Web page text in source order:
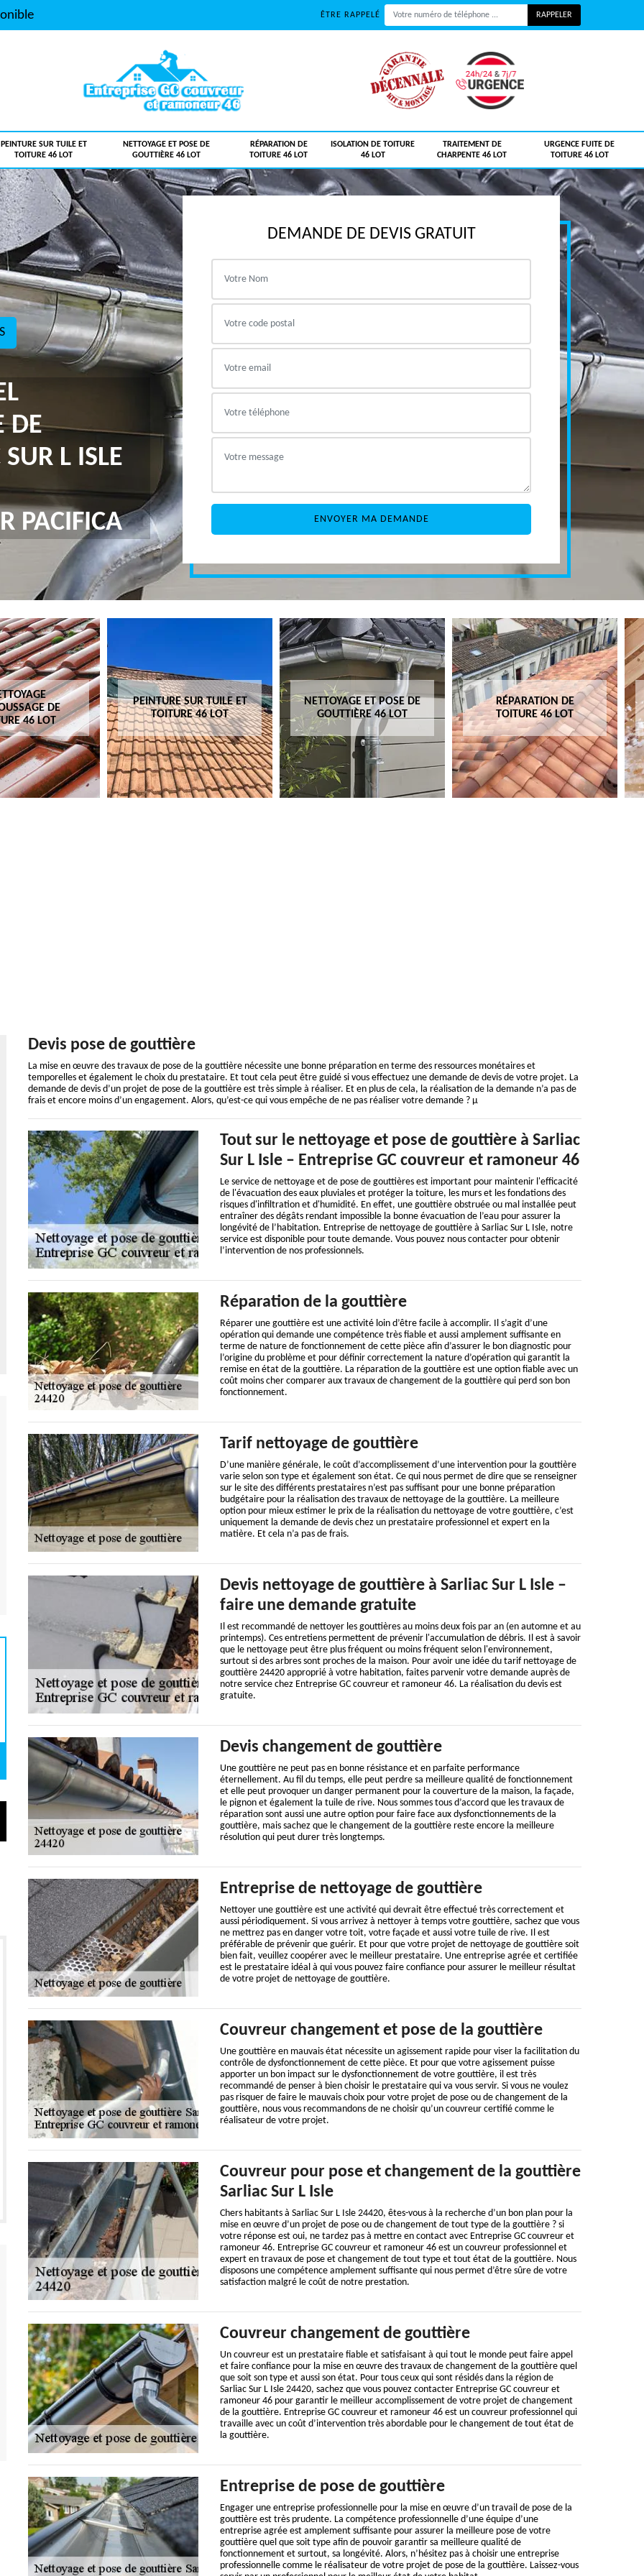
ÊTRE RAPPELÉ
PEINTURE SUR TUILE ET
TOITURE 46 LOT
NETTOYAGE ET POSE DE
GOUTTIÈRE 46 LOT
RÉPARATION DE
TOITURE 46 LOT
ISOLATION DE TOITURE
46 LOT
TRAITEMENT DE
CHARPENTE 46 LOT
URGENCE FUITE DE
TOITURE 46 LOT
DE
L ISLE
PACIFICA
DEMANDE DE DEVIS GRATUIT
DE
46 LOT
PEINTURE SUR TUILE ET
TOITURE 46 LOT
NETTOYAGE ET POSE DE
GOUTTIÈRE 46 LOT
RÉPARATION DE
TOITURE 46 LOT
Devis pose de gouttière
La mise en œuvre des travaux de pose de la gouttière nécessite une bonne préparation en terme des ressources monétaires et
temporelles et également le choix du prestataire. Et tout cela peut être guidé si vous effectuez une demande de devis de votre projet. La
demande de devis d’un projet de pose de la gouttière est très simple à réaliser. Et en plus de cela, la réalisation de la demande n’a pas de
frais et encore moins d’un engagement. Alors, qu’est-ce qui vous empêche de ne pas réaliser votre demande ? µ
Tout sur le nettoyage et pose de gouttière à Sarliac
Sur L Isle – Entreprise GC couvreur et ramoneur 46
Le service de nettoyage et de pose de gouttières est important pour maintenir l'efficacité
de l'évacuation des eaux pluviales et protéger la toiture, les murs et les fondations des
risques d'infiltration et d'humidité. En effet, une gouttière obstruée ou mal installée peut
entraîner des dégâts rendant impossible la bonne évacuation de l’eau pour assurer la
longévité de l’habitation. Entreprise de nettoyage de gouttière à Sarliac Sur L Isle, notre
service est disponible pour toute demande. Vous pouvez nous contacter pour obtenir
l’intervention de nos professionnels.
Réparation de la gouttière
Réparer une gouttière est une activité loin d’être facile à accomplir. Il s’agit d’une
opération qui demande une compétence très fiable et aussi amplement suffisante en
terme de nature de fonctionnement de cette pièce afin d’assurer le bon diagnostic pour
l’origine du problème et pour définir correctement la nature d’opération qui garantit la
remise en état de la gouttière. La réparation de la gouttière est une option fiable avec un
coût moins cher comparer aux travaux de changement de la gouttière qui perd son bon
fonctionnement.
Tarif nettoyage de gouttière
D’une manière générale, le coût d’accomplissement d’une intervention pour la gouttière
varie selon son type et également son état. Ce qui nous permet de dire que se renseigner
sur le site des différents prestataires n’est pas suffisant pour une bonne préparation
budgétaire pour la réalisation des travaux de nettoyage de la gouttière. La meilleure
option pour mieux estimer le prix de la réalisation du nettoyage de votre gouttière, c’est
uniquement la demande de devis chez un prestataire professionnel et expert en la
matière. Et cela n’a pas de frais.
Devis nettoyage de gouttière à Sarliac Sur L Isle –
faire une demande gratuite
Il est recommandé de nettoyer les gouttières au moins deux fois par an (en automne et au
printemps). Ces entretiens permettent de prévenir l'accumulation de débris. Il est à savoir
que le nettoyage peut être plus fréquent ou moins fréquent selon l'environnement,
surtout si des arbres sont proches de la maison. Pour avoir une idée du tarif nettoyage de
gouttière 24420 approprié à votre habitation, faites parvenir votre demande auprès de
notre service chez Entreprise GC couvreur et ramoneur 46. La réalisation du devis est
gratuite.
Devis changement de gouttière
Une gouttière ne peut pas en bonne résistance et en parfaite performance
éternellement. Au fil du temps, elle peut perdre sa meilleure qualité de fonctionnement
et elle peut provoquer un danger permanent pour la couverture de la maison, la façade,
le pignon et également la tuile de rive. Nous sommes tous d’accord que les travaux de
réparation sont aussi une autre option pour faire face aux dysfonctionnements de la
gouttière, mais sachez que le changement de la gouttière reste encore la meilleure
résolution qui peut durer très longtemps.
Entreprise de nettoyage de gouttière
Nettoyer une gouttière est une activité qui devrait être effectué très correctement et
aussi périodiquement. Si vous arrivez à nettoyer à temps votre gouttière, sachez que vous
ne mettrez pas en danger votre toit, votre façade et aussi votre tuile de rive. Il est
préférable de prévenir que guérir. Et pour que votre projet de nettoyage de gouttière soit
bien fait, veuillez coopérer avec le meilleur prestataire. Une entreprise agrée et certifiée
est le prestataire idéal à qui vous pouvez faire confiance pour assurer le meilleur résultat
de votre projet de nettoyage de gouttière.
Couvreur changement et pose de la gouttière
Une gouttière en mauvais état nécessite un agissement rapide pour viser la facilitation du
contrôle de dysfonctionnement de cette pièce. Et pour que votre agissement puisse
apporter un bon impact sur le dysfonctionnement de votre gouttière, il est très
recommandé de penser à bien choisir le prestataire qui va vous servir. Si vous ne voulez
pas risquer de faire le mauvais choix pour votre projet de pose ou de changement de la
gouttière, nous vous recommandons de ne choisir qu’un couvreur certifié comme le
réalisateur de votre projet.
Couvreur pour pose et changement de la gouttière
Sarliac Sur L Isle
Chers habitants à Sarliac Sur L Isle 24420, êtes-vous à la recherche d’un bon plan pour la
mise en œuvre d’un projet de pose ou de changement de tout type de la gouttière ? si
votre réponse est oui, ne tardez pas à mettre en contact avec Entreprise GC couvreur et
ramoneur 46. Entreprise GC couvreur et ramoneur 46 est un couvreur professionnel et
expert en travaux de pose et changement de tout type et tout état de la gouttière. Nous
disposons une compétence amplement suffisante qui nous permet d’être sûre de votre
satisfaction malgré le coût de notre prestation.
Couvreur changement de gouttière
Un couvreur est un prestataire fiable et satisfaisant à qui tout le monde peut faire appel
et faire confiance pour la mise en œuvre des travaux de changement de la gouttière quel
que soit son type et aussi son état. Pour tous ceux qui sont résidés dans la région de
Sarliac Sur L Isle 24420, sachez que vous pouvez contacter Entreprise GC couvreur et
ramoneur 46 pour garantir le meilleur accomplissement de votre projet de changement
de la gouttière. Entreprise GC couvreur et ramoneur 46 est un couvreur professionnel qui
travaille avec un coût d’intervention très abordable pour le changement de tout état de
la gouttière.
Entreprise de pose de gouttière
Engager une entreprise professionnelle pour la mise en œuvre d’un travail de pose de la
gouttière est très prudente. La compétence professionnelle d’une équipe d’une
entreprise agrée est amplement suffisante pour assurer la meilleure pose de votre
gouttière quel que soit type afin de pouvoir garantir sa meilleure qualité de
fonctionnement et surtout, sa longévité. Alors, n’hésitez pas à choisir une entreprise
professionnelle comme le réalisateur de votre projet de pose de la gouttière. Laissez-vous